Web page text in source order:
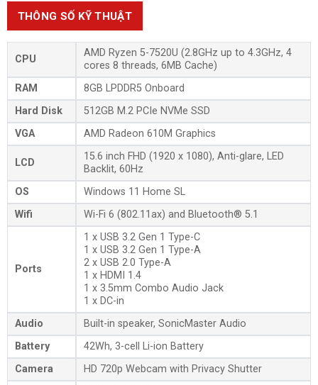
THÔNG SỐ KỸ THUẬT
CPU
AMD Ryzen 5-7520U (2.8GHz up to 4.3GHz, 4
cores 8 threads, 6MB Cache)
RAM
8GB LPDDR5 Onboard
Hard Disk
512GB M.2 PCIe NVMe SSD
VGA
AMD Radeon 610M Graphics
LCD
15.6 inch FHD (1920 x 1080), Anti-glare, LED
Backlit, 60Hz
OS
Windows 11 Home SL
Wifi
Wi-Fi 6 (802.11ax) and Bluetooth® 5.1
Ports
1 x USB 3.2 Gen 1 Type-C
1 x USB 3.2 Gen 1 Type-A
2 x USB 2.0 Type-A
1 x HDMI 1.4
1 x 3.5mm Combo Audio Jack
1 x DC-in
Audio
Built-in speaker, SonicMaster Audio
Battery
42Wh, 3-cell Li-ion Battery
Camera
HD 720p Webcam with Privacy Shutter